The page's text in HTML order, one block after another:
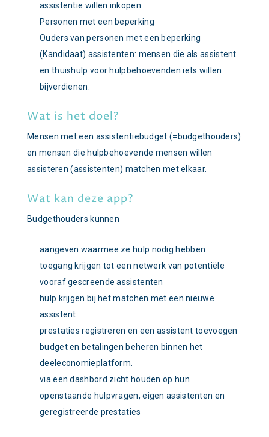
assistentie willen inkopen.
Personen met een beperking
Ouders van personen met een beperking
(Kandidaat) assistenten: mensen die als assistent
en thuishulp voor hulpbehoevenden iets willen
bijverdienen.
Wat is het doel?
Mensen met een assistentiebudget (=budgethouders)
en mensen die hulpbehoevende mensen willen
assisteren (assistenten) matchen met elkaar.
Wat kan deze app?
Budgethouders kunnen
aangeven waarmee ze hulp nodig hebben
toegang krijgen tot een netwerk van potentiële
vooraf gescreende assistenten
hulp krijgen bij het matchen met een nieuwe
assistent
prestaties registreren en een assistent toevoegen
budget en betalingen beheren binnen het
deeleconomieplatform.
via een dashbord zicht houden op hun
openstaande hulpvragen, eigen assistenten en
geregistreerde prestaties